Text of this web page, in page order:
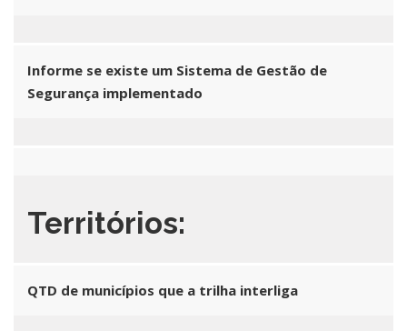
Informe se existe um Sistema de Gestão de
Segurança implementado
Territórios:
QTD de municípios que a trilha interliga